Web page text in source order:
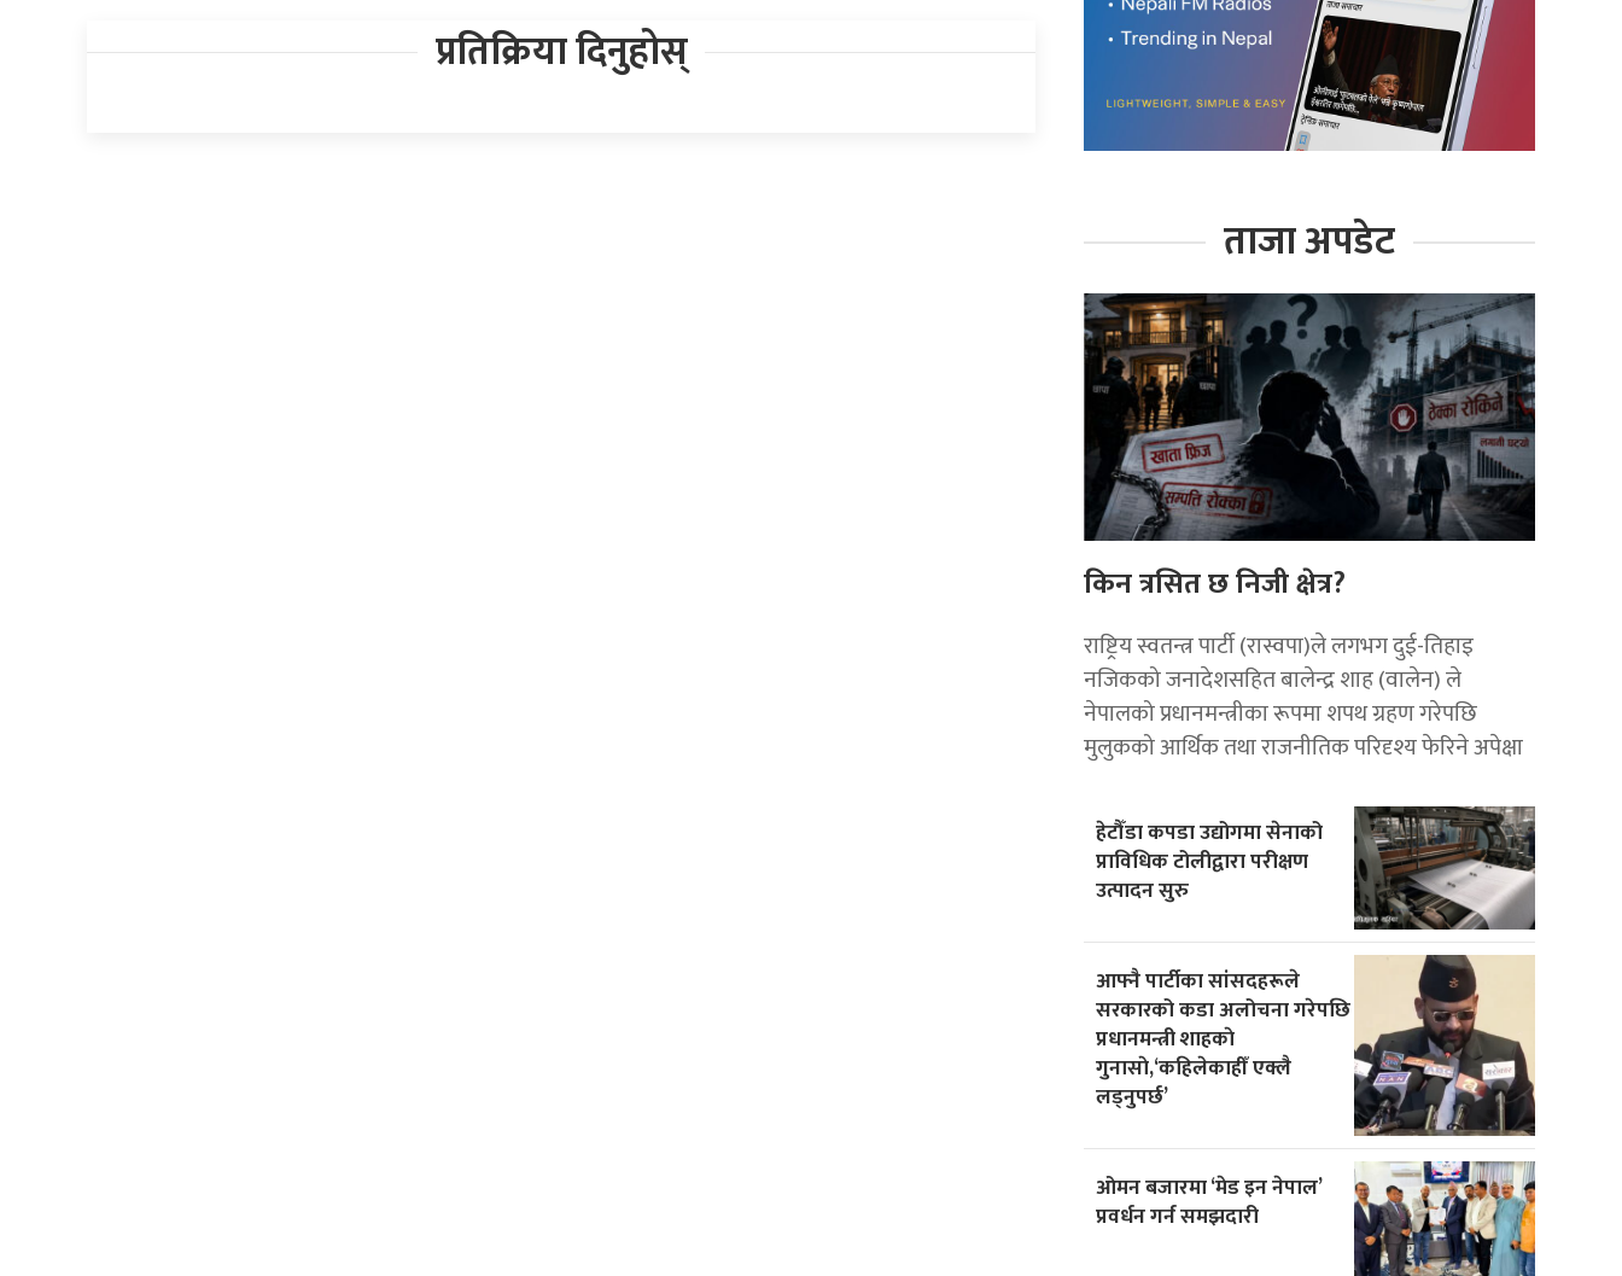
प्रतिक्रिया दिनुहोस्
ताजा अपडेट
किन त्रसित छ निजी क्षेत्र?
राष्ट्रिय स्वतन्त्र पार्टी (रास्वपा)ले लगभग दुई-तिहाइ
नजिकको जनादेशसहित बालेन्द्र शाह (वालेन) ले
नेपालको प्रधानमन्त्रीका रूपमा शपथ ग्रहण गरेपछि
मुलुकको आर्थिक तथा राजनीतिक परिदृश्य फेरिने अपेक्षा
हेटौँडा कपडा उद्योगमा सेनाको
प्राविधिक टोलीद्वारा परीक्षण
उत्पादन सुरु
आफ्नै पार्टीका सांसदहरूले
सरकारको कडा अलोचना गरेपछि
प्रधानमन्त्री शाहकाे
गुनासाे,‘कहिलेकाहीँ एक्लै
लड्नुपर्छ’
ओमन बजारमा ‘मेड इन नेपाल’
प्रवर्धन गर्न समझदारी